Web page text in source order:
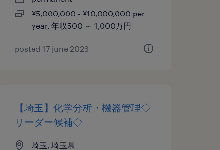
¥5,000,000 - ¥10,000,000 per
year, 年収500 ～ 1,000万円
posted 17 june 2026
【埼玉】化学分析・機器管理◇
リーダー候補◇
埼玉, 埼玉県